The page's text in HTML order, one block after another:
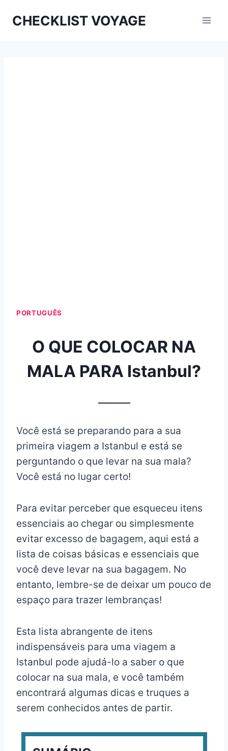
CHECKLIST VOYAGE
PORTUGUÊS
O QUE COLOCAR NA
MALA PARA Istanbul?
Você está se preparando para a sua
primeira viagem a Istanbul e está se
perguntando o que levar na sua mala?
Você está no lugar certo!
Para evitar perceber que esqueceu itens
essenciais ao chegar ou simplesmente
evitar excesso de bagagem, aqui está a
lista de coisas básicas e essenciais que
você deve levar na sua bagagem. No
entanto, lembre-se de deixar um pouco de
espaço para trazer lembranças!
Esta lista abrangente de itens
indispensáveis para uma viagem a
Istanbul pode ajudá-lo a saber o que
colocar na sua mala, e você também
encontrará algumas dicas e truques a
serem conhecidos antes de partir.